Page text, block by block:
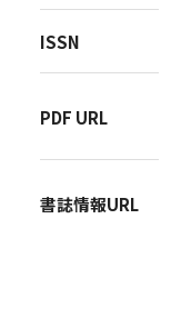
ISSN
PDF URL
書誌情報URL